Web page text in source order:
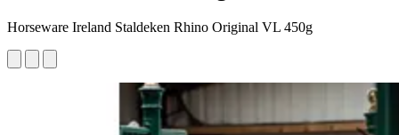
Horseware Ireland Staldeken Rhino Original VL 450g